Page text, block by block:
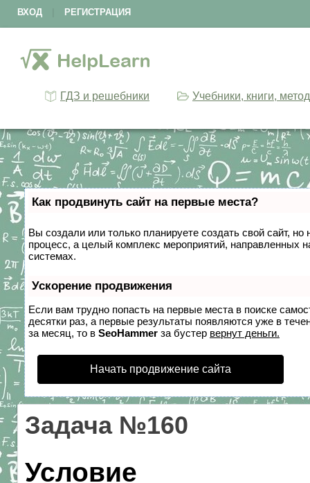
ВХОД РЕГИСТРАЦИЯ
ГДЗ и решебники Учебники, книги,
Как продвинуть сайт на первые места?
Вы создали или только планируете создать свой сайт,
процесс, а целый комплекс мероприятий, направленных
системах.
Ускорение продвижения
Если вам трудно попасть на первые места в поиске
десятки раз, а первые результаты появляются уже в
за месяц, то в SeoHammer за бустер вернут деньги.
Начать продвижение сайта
Задача №160
Условие